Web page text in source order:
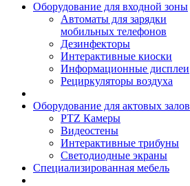
Оборудование для входной зоны
Автоматы для зарядки
мобильных телефонов
Дезинфекторы
Интерактивные киоски
Информационные дисплеи
Рециркуляторы воздуха
Оборудование для актовых залов
PTZ Камеры
Видеостены
Интерактивные трибуны
Светодиодные экраны
Специализированная мебель